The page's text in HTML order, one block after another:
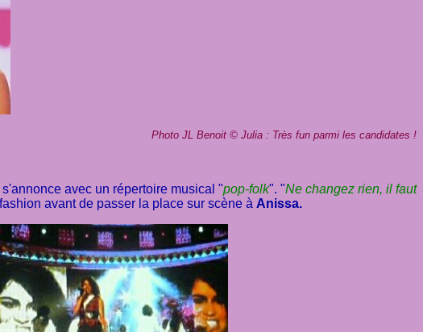
Photo JL Benoit © Julia : Très fun parmi les candidates !
avec un répertoire musical "pop-folk". "Ne changez rien, il faut
avant de passer la place sur scène à Anissa.